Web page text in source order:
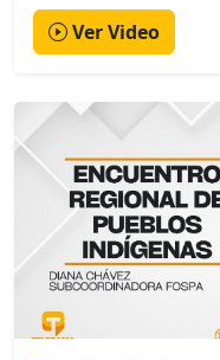
Ver Video